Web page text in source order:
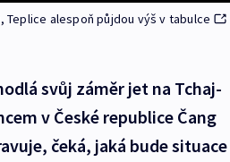
Teplice alespoň půjdou výš v tabulce
svůj záměr jet na Tchaj-
v České republice Čang
čeká, jaká bude situace